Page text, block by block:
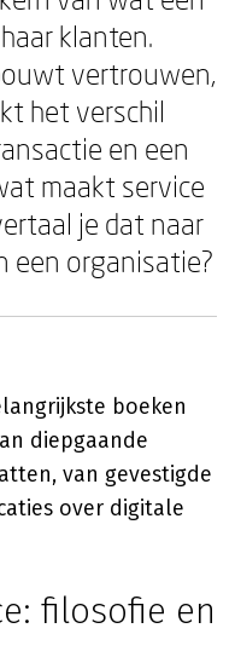
klanten.
vertrouwen,
het verschil
en een
maakt service
je dat naar
een organisatie?
boeken
diepgaande
van gevestigde
over digitale
filosofie en